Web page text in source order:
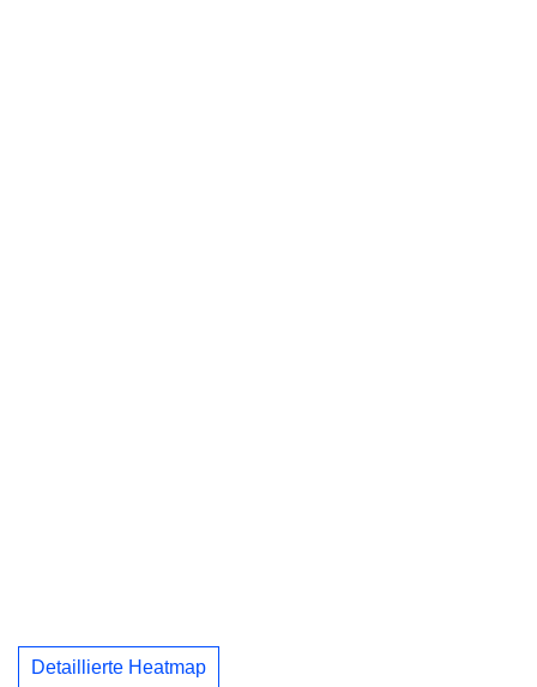
Detaillierte Heatmap